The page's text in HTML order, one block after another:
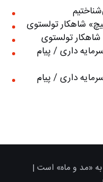
شاهکار تولستوی
تولستوی
داری / پیام
داری / پیام
«مد و ماه» است |